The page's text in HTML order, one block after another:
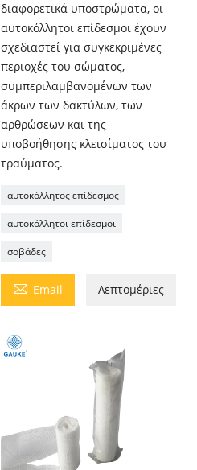
διαφορετικά υποστρώματα, οι
αυτοκόλλητοι επίδεσμοι έχουν
σχεδιαστεί για συγκεκριμένες
περιοχές του σώματος,
συμπεριλαμβανομένων των
άκρων των δακτύλων, των
αρθρώσεων και της
υποβοήθησης κλεισίματος του
τραύματος.
αυτοκόλλητος επίδεσμος
αυτοκόλλητοι επίδεσμοι
σοβάδες
 Email Λεπτομέριες